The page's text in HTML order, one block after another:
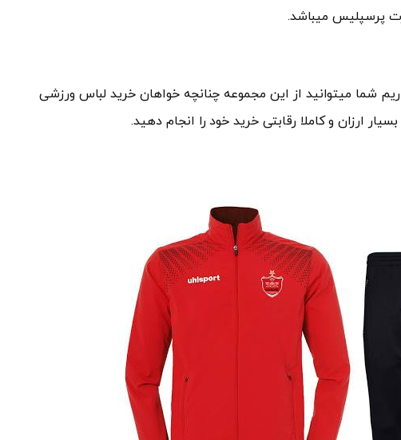
پرسپلیس میباشد.
شما میتوانید از این مجموعه چنانچه خواهان خرید لباس ورزشی
ارزان و کاملا رقابتی خرید خود را انجام دهید.